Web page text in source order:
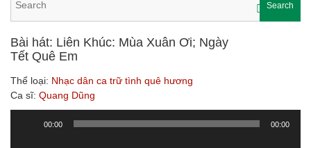
Search
Bài hát: Liên Khúc: Mùa Xuân Ơi; Ngày
Tết Quê Em
Thể loại: Nhạc dân ca trữ tình quê hương
Ca sĩ: Quang Dũng
00:00 00:00